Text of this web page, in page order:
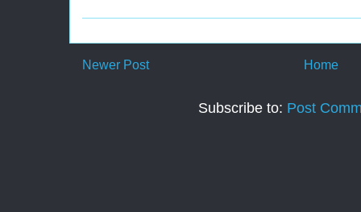
Newer Post Home
Subscribe to: Post